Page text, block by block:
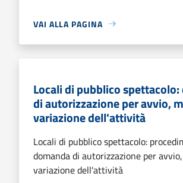
VAI ALLA PAGINA
Locali di pubblico
di autorizzazione per avvio,
variazione dell'attività
Locali di pubblico spettacolo:
domanda di autorizzazione per
variazione dell'attività